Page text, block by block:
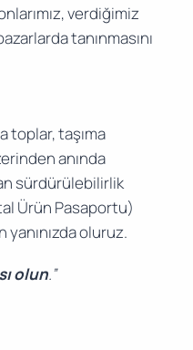
verdiğimiz
tanınmasını
toplar, taşıma
anında
sürdürülebilirlik
Ürün Pasaportu)
yanınızda oluruz.
olun.”